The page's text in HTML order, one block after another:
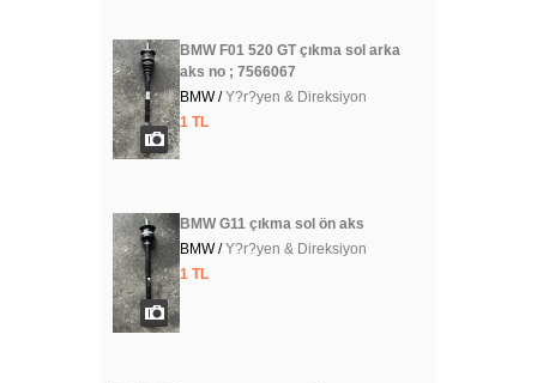
BMW F01 520 GT çıkma sol arka
aks no ; 7566067
BMW /Y?r?yen & Direksiyon
1 TL
BMW G11 çıkma sol ön aks
BMW /Y?r?yen & Direksiyon
1 TL